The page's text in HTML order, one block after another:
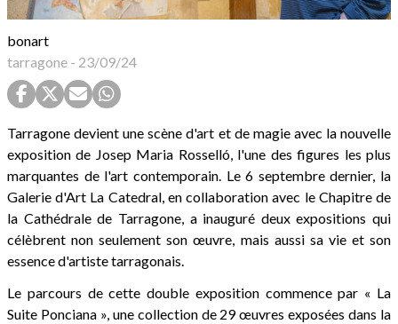
bonart
tarragone - 23/09/24
Tarragone devient une scène d'art et de magie avec la nouvelle
exposition de Josep Maria Rosselló, l'une des figures les plus
marquantes de l'art contemporain. Le 6 septembre dernier, la
Galerie d'Art La Catedral, en collaboration avec le Chapitre de
la Cathédrale de Tarragone, a inauguré deux expositions qui
célèbrent non seulement son œuvre, mais aussi sa vie et son
essence d'artiste tarragonais.
Le parcours de cette double exposition commence par « La
Suite Ponciana », une collection de 29 œuvres exposées dans la